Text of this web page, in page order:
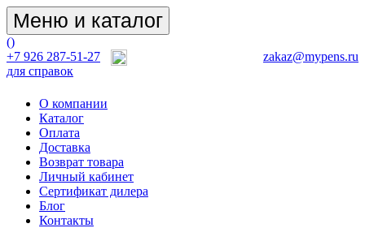
Меню и каталог
()
+7 926 287-51-27
для справок
zakaz@mypens.ru
О компании
Каталог
Оплата
Доставка
Возврат товара
Личный кабинет
Сертификат дилера
Блог
Контакты